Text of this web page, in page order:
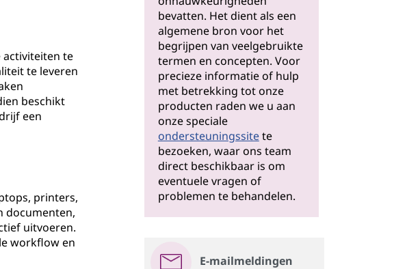
activiteiten te
te leveren
beschikt
een
printers,
documenten,
uitvoeren.
workflow en
bevatten. Het dient als een
algemene bron voor het
begrijpen van veelgebruikte
termen en concepten. Voor
precieze informatie of hulp
met betrekking tot onze
producten raden we u aan
onze speciale
ondersteuningssitete
bezoeken, waar ons team
direct beschikbaar is om
eventuele vragen of
problemen te behandelen.
E-mailmeldingen